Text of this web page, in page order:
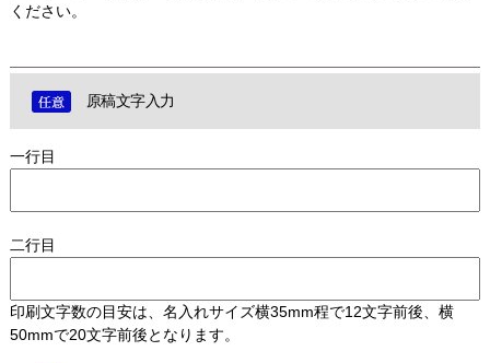
ください。
原稿文字入力
一行目
二行目
印刷文字数の目安は、名入れサイズ横35mm程で12文字前後、横
50mmで20文字前後となります。